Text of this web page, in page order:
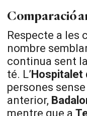
Comparació
Respecte a les
nombre
continua sent
té. L’Hospitalet
persones
anterior,
mentre que a